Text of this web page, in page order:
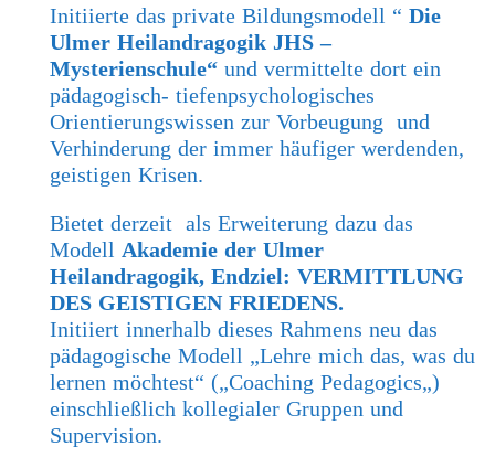
Initiierte das private Bildungsmodell “ Die
Ulmer Heilandragogik JHS –
Mysterienschule“ und vermittelte dort ein
pädagogisch- tiefenpsychologisches
Orientierungswissen zur Vorbeugung und
Verhinderung der immer häufiger werdenden,
geistigen Krisen.
Bietet derzeit als Erweiterung dazu das
Modell Akademie der Ulmer
Heilandragogik, Endziel: VERMITTLUNG
DES GEISTIGEN FRIEDENS.
Initiiert innerhalb dieses Rahmens neu das
pädagogische Modell „Lehre mich das, was du
lernen möchtest“ („Coaching Pedagogics„)
einschließlich kollegialer Gruppen und
Supervision.